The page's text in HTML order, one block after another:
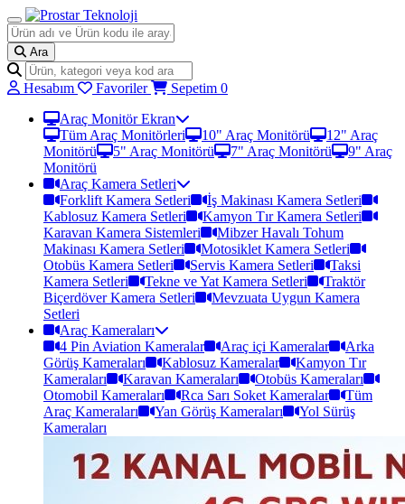
Ara
Hesabım Favoriler Sepetim 0
Araç Monitör Ekran
Tüm Araç Monitörleri
10" Araç Monitörü
12" Araç
Monitörü
5" Araç Monitörü 7" Araç Monitörü
9" Araç
Monitörü
Araç Kamera Setleri
Forklift Kamera Setleri
İş Makinası Kamera Setleri
Kablosuz Kamera Setleri
Kamyon Tır Kamera Setleri
Karavan Kamera Sistemleri
Mibzer Havalı Tohum
Makinası Kamera Setleri
Motosiklet Kamera Setleri
Otobüs Kamera Setleri
Servis Kamera Setleri
Taksi
Kamera Setleri
Tekne ve Yat Kamera Setleri
Traktör
Biçerdöver Kamera Setleri
Mevzuata Uygun Kamera
Setleri
Araç Kameraları
4 Pin Aviation Kameralar
Araç içi Kameralar
Arka
Görüş Kameraları
Kablosuz Kameralar
Kamyon Tır
Kameraları
Karavan Kameraları
Otobüs Kameraları
Otomobil Kameraları
Rca Sarı Soket Kameralar
Tüm
Araç Kameraları
Yan Görüş Kameraları
Yol Sürüş
Kameraları